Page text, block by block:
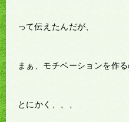
って伝えたんだが、
まぁ、モチベーションを作
とにかく、、、